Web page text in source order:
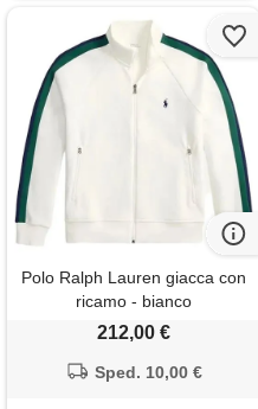
Polo Ralph Lauren giacca con
ricamo - bianco
212,00 €
Sped. 10,00 €